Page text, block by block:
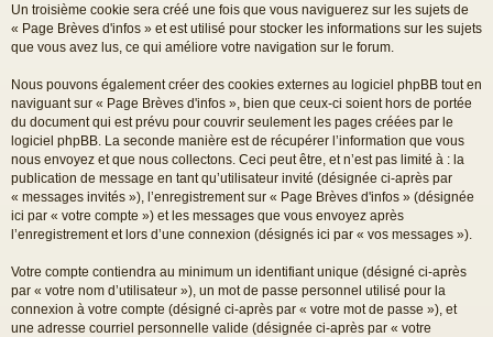
Un troisième cookie sera créé une fois que vous naviguerez sur les sujets de
« Page Brèves d'infos » et est utilisé pour stocker les informations sur les sujets
que vous avez lus, ce qui améliore votre navigation sur le forum.
Nous pouvons également créer des cookies externes au logiciel phpBB tout en
naviguant sur « Page Brèves d'infos », bien que ceux-ci soient hors de portée
du document qui est prévu pour couvrir seulement les pages créées par le
logiciel phpBB. La seconde manière est de récupérer l’information que vous
nous envoyez et que nous collectons. Ceci peut être, et n’est pas limité à : la
publication de message en tant qu’utilisateur invité (désignée ci-après par
« messages invités »), l’enregistrement sur « Page Brèves d'infos » (désignée
ici par « votre compte ») et les messages que vous envoyez après
l’enregistrement et lors d’une connexion (désignés ici par « vos messages »).
Votre compte contiendra au minimum un identifiant unique (désigné ci-après
par « votre nom d’utilisateur »), un mot de passe personnel utilisé pour la
connexion à votre compte (désigné ci-après par « votre mot de passe »), et
une adresse courriel personnelle valide (désignée ci-après par « votre